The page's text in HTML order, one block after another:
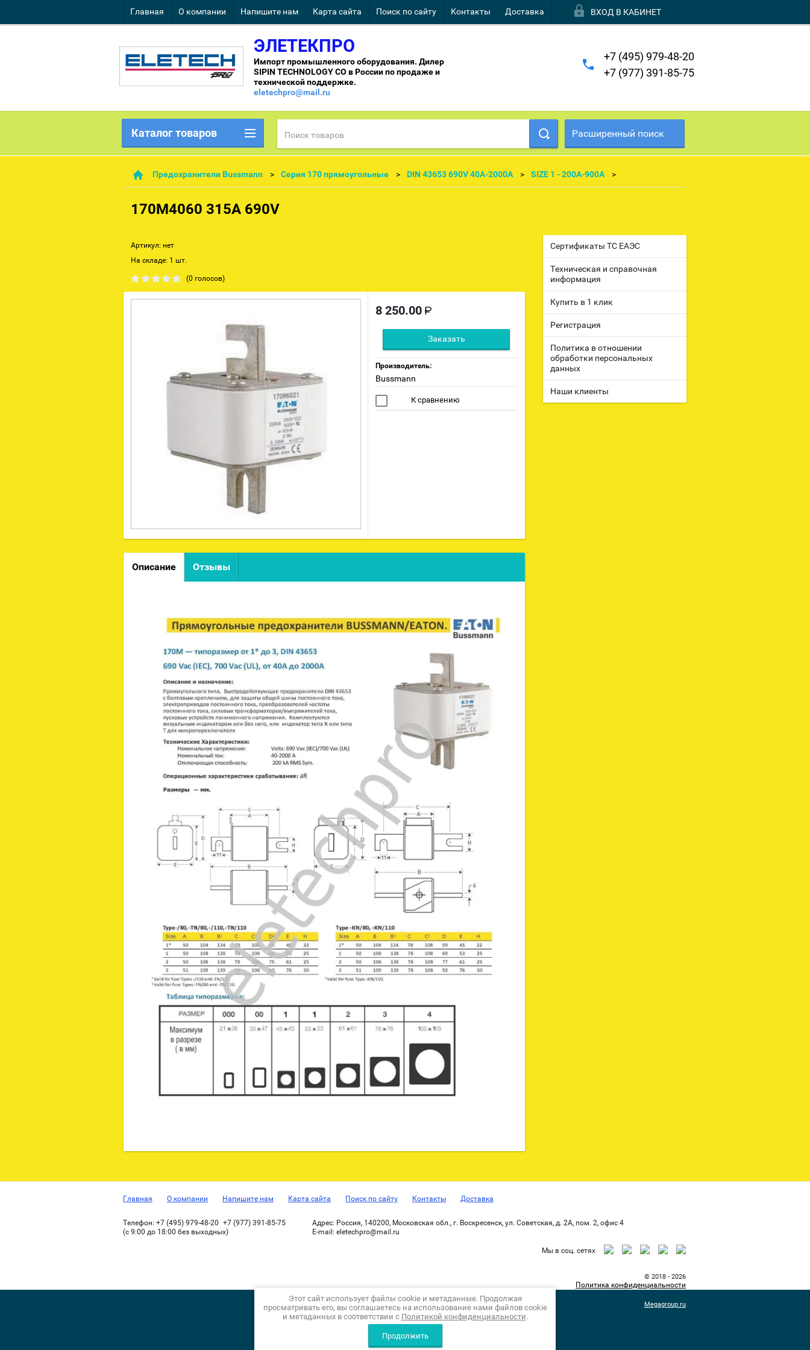
Главная О компании Напишите нам Карта сайта Поиск по сайту Контакты Доставка ВХОД В КАБИНЕТ
ЭЛЕТЕКПРО
Импорт промышленного оборудования. Дилер
SIPIN TECHNOLOGY CO в России по продаже и
технической поддержке.
eletechpro@mail.ru
+7 (495) 979-48-20
+7 (977) 391-85-75
Расширенный поиск
Предохранители Bussmann Cерия 170 прямоугольные DIN 43653 690V 40A-2000A SIZE 1 - 200А-900А
170M4060 315A 690V
Артикул: нет
На складе: 1 шт.
(0 голосов)
8 250.00
Заказать
Производитель:
Bussmann
К сравнению
Описание Отзывы
Каталог товаров
Сертификаты ТС EAЭC
Техническая и справочная
информация
Купить в 1 клик
Регистрация
Политика в отношении
обработки персональных
данных
Наши клиенты
Главная О компании Напишите нам Карта сайта Поиск по сайту Контакты Доставка
Телефон: +7 (495) 979-48-20 +7 (977) 391-85-75
(с 9:00 до 18:00 без выходных)
Адрес: Россия, 140200, Московская обл., г. Воскресенск, ул. Советская, д. 2А, пом. 2, офис 4
Е-mail: eletechpro@mail.ru
Мы в соц. сетях
© 2018 - 2026
Политика конфиденциальности
Megagroup.ru
Этот сайт использует файлы cookie и метаданные. Продолжая
просматривать его, вы соглашаетесь на использование нами файлов cookie
и метаданных в соответствии с Политикой конфиденциальности.
Продолжить